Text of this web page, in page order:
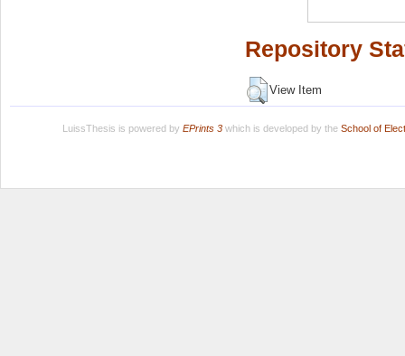
Repository
View Item
LuissThesis is powered by EPrints 3which is developed by the School of